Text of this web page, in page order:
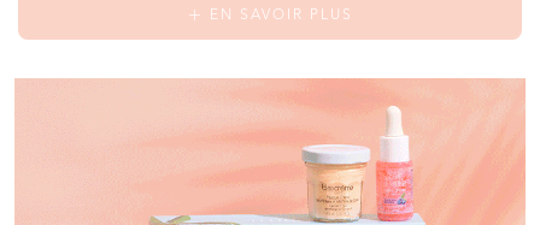
EN SAVOIR PLUS